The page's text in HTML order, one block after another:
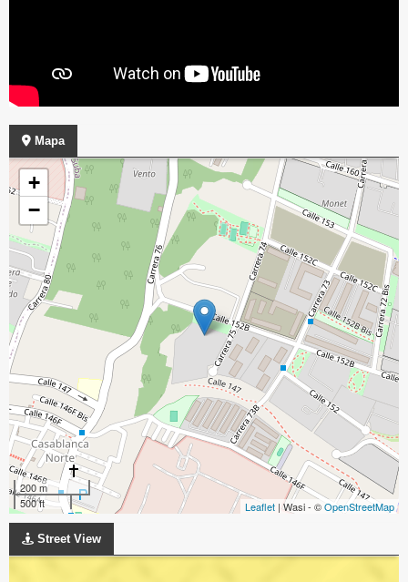
Mapa
+
−
200 m
500 ft
Leaflet | Wasi - ©OpenStreetMap
Street View